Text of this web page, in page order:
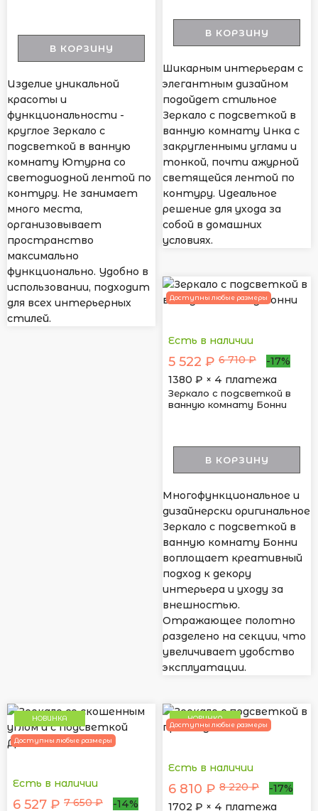
В КОРЗИНУ
Изделие уникальной
красоты и
функциональности -
круглое Зеркало с
подсветкой в ванную
комнату Ютурна со
светодиодной лентой по
контуру. Не занимает
много места,
организовывает
пространство
максимально
функционально. Удобно в
использовании, подходит
для всех интерьерных
стилей.
В КОРЗИНУ
Шикарным интерьерам с
элегантным дизайном
подойдет стильное
Зеркало с подсветкой в
ванную комнату Инка с
закругленными углами и
тонкой, почти ажурной
светящейся лентой по
контуру. Идеальное
решение для ухода за
собой в домашних
условиях.
Доступны любые размеры
Есть в наличии
5 522 ₽ 6 710 ₽
-17%
1380 ₽ × 4 платежа
Зеркало с подсветкой в
ванную комнату Бонни
В КОРЗИНУ
Многофункциональное и
дизайнерски оригинальное
Зеркало с подсветкой в
ванную комнату Бонни
воплощает креативный
подход к декору
интерьера и уходу за
внешностью.
Отражающее полотно
разделено на секции, что
увеличивает удобство
эксплуатации.
НОВИНКА
Доступны любые размеры
Есть в наличии
6 527 ₽ 7 650 ₽ -14%
НОВИНКА
Доступны любые размеры
Есть в наличии
6 810 ₽ 8 220 ₽
-17%
1702 ₽ × 4 платежа